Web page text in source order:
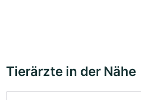
Tierärzte in der Nähe